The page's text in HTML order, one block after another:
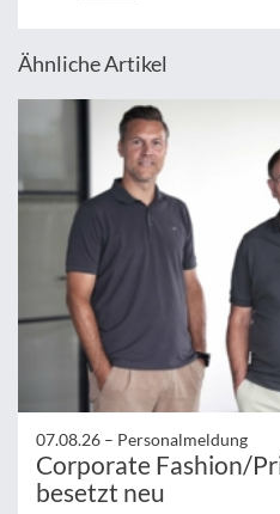
Ähnliche Artikel
07.08.26 – Personalmeldung
Corporate Fashion/
besetzt neu